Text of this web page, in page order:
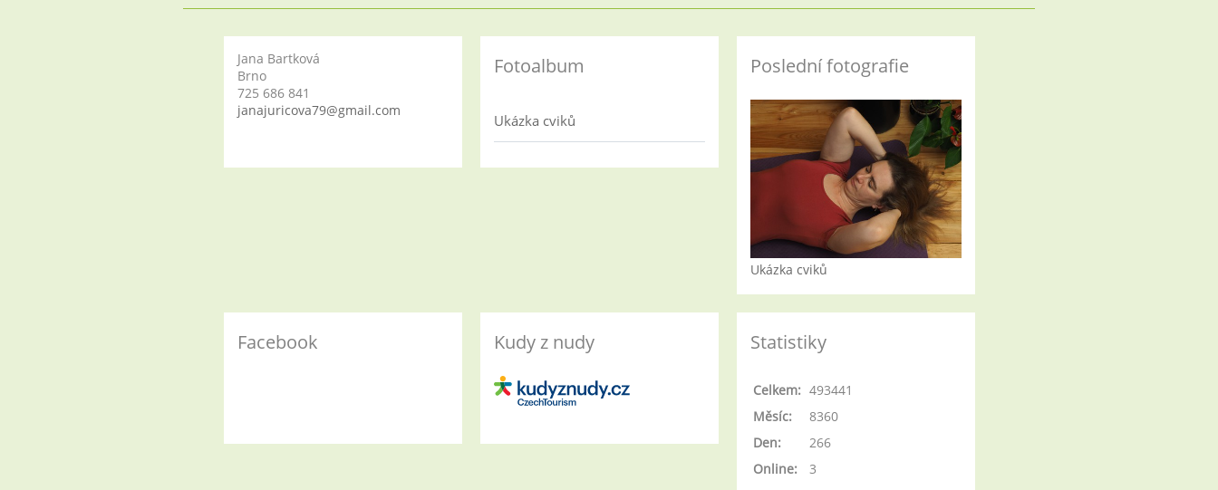
Jana Bartková
Brno
725 686 841
janajuricova79@gmail.com
Fotoalbum
Ukázka cviků
Poslední fotografie
Ukázka cviků
Facebook Kudy z nudy Statistiky
Online: 3
Celkem: 493441
Měsíc:
8360
Den:
266